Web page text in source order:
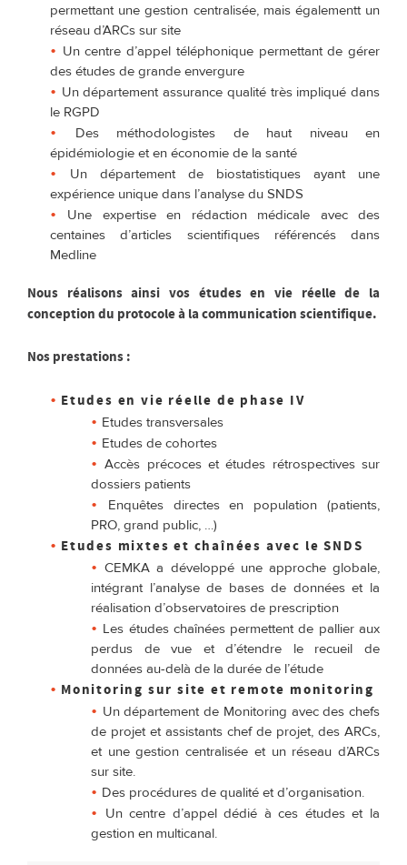
permettant une gestion centralisée, mais égalementt un
réseau d’ARCs sur site
Un centre d’appel téléphonique permettant de gérer
des études de grande envergure
Un département assurance qualité très impliqué dans
le RGPD
Des méthodologistes de haut niveau en
épidémiologie et en économie de la santé
Un département de biostatistiques ayant une
expérience unique dans l’analyse du SNDS
Une expertise en rédaction médicale avec des
centaines d’articles scientifiques référencés dans
Medline
Nous réalisons ainsi vos études en vie réelle de la
conception du protocole à la communication scientifique.
Nos prestations :
Etudes en vie réelle de phase IV
Etudes transversales
Etudes de cohortes
Accès précoces et études rétrospectives sur
dossiers patients
Enquêtes directes en population (patients,
PRO, grand public, …)
Etudes mixtes et chaînées avec le SNDS
CEMKA a développé une approche globale,
intégrant l’analyse de bases de données et la
réalisation d’observatoires de prescription
Les études chaînées permettent de pallier aux
perdus de vue et d’étendre le recueil de
données au-delà de la durée de l’étude
Monitoring sur site et remote monitoring
Un département de Monitoring avec des chefs
de projet et assistants chef de projet, des ARCs,
et une gestion centralisée et un réseau d’ARCs
sur site.
Des procédures de qualité et d’organisation.
Un centre d’appel dédié à ces études et la
gestion en multicanal.